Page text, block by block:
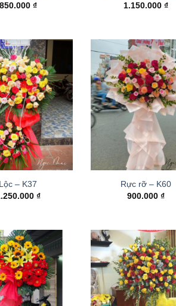
850.000 ₫
1.150.000 ₫
Lộc – K37
₫
Rực rỡ – K60
900.000 ₫